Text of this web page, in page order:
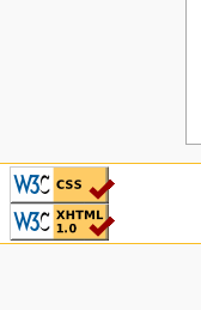
CSS ist valide!
Valid XHTML 1.0
Transitional